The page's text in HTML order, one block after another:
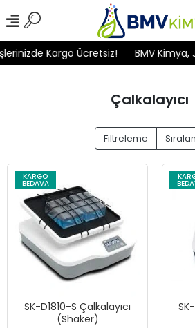
Kargo Ücretsiz! BMV Kimya,
Çalkalayıcı
Filtreleme
KARGO
BEDAVA
SK-D1810-S Çalkalayıcı
(Shaker)